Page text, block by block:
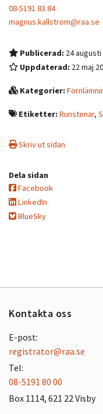
08-5191 83 84
magnus.kallstrom@raa.se
Publicerad: 24 augusti
Uppdaterad: 22 maj
Kategorier:
Etiketter:Runstenar,
Skriv ut sidan
Dela sidan
Facebook
LinkedIn
BlueSky
Kontakta oss
E-post:
registrator@raa.se
Tel:
08-5191 80 00
Box 1114, 621 22 Visby